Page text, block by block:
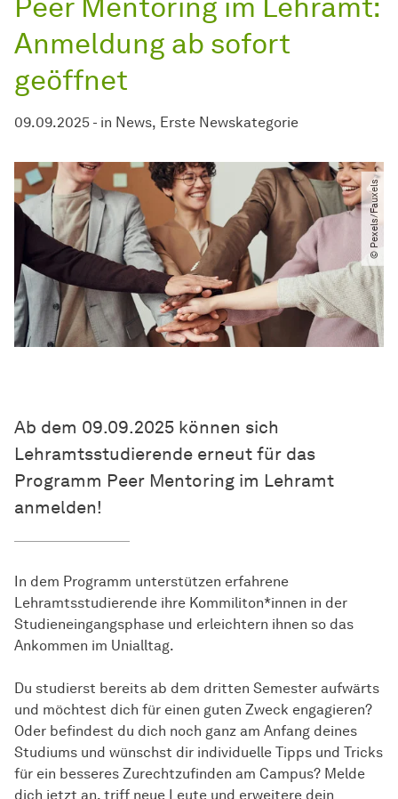
Anmeldung ab sofort
geöffnet
09.09.2025 - in News Erste Newskategorie
© Pexels​/​Fauxels
Ab dem 09.09.2025 können sich
Lehramtsstudierende erneut für das
Programm Peer Mentoring im Lehramt
anmelden!
In dem Programm unterstützen erfahrene
Lehramtsstudierende ihre Kommiliton*innen in der
Studieneingangsphase und erleichtern ihnen so das
Ankommen im Unialltag.
Du studierst bereits ab dem dritten Semester aufwärts
und möchtest dich für einen guten Zweck engagieren?
Oder befindest du dich noch ganz am Anfang deines
Studiums und wünschst dir individuelle Tipps und Tricks
für ein besseres Zurechtzufinden am Campus? Melde
dich jetzt an, triff neue Leute und erweitere dein